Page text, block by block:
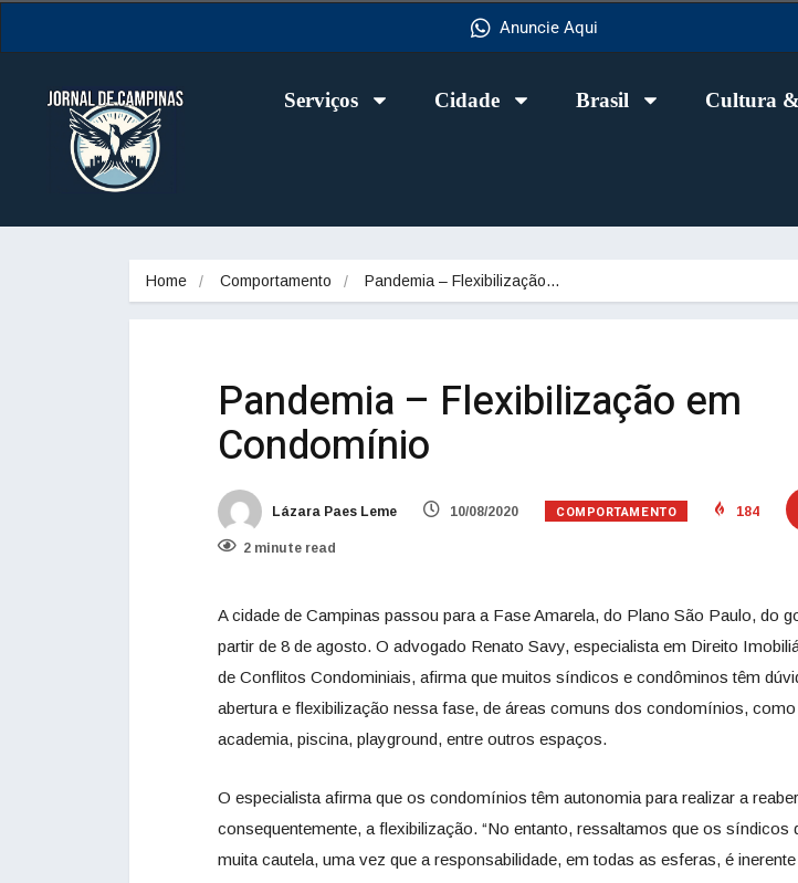
Anuncie Aqui
Serviços Cidade Brasil Cultura
Home Comportamento Pandemia – Flexibilização…
Pandemia – Flexibilização em
Condomínio
Lázara Paes Leme 10/08/2020 COMPORTAMENTO 184
2 minute read
A cidade de Campinas passou para a Fase Amarela, do Plano São Paulo, do
partir de 8 de agosto. O advogado Renato Savy, especialista em Direito
de Conflitos Condominiais, afirma que muitos síndicos e condôminos têm
abertura e flexibilização nessa fase, de áreas comuns dos condomínios,
academia, piscina, playground, entre outros espaços.
O especialista afirma que os condomínios têm autonomia para realizar a
consequentemente, a flexibilização. “No entanto, ressaltamos que os síndicos
muita cautela, uma vez que a responsabilidade, em todas as esferas, é